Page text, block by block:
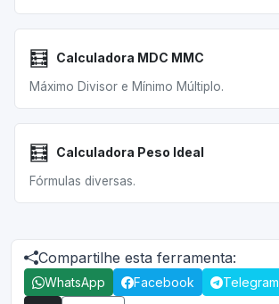
🧮 Calculadora MDC MMC
Máximo Divisor e Mínimo Múltiplo.
🧮 Calculadora Peso Ideal
Fórmulas diversas.
Compartilhe esta ferramenta:
WhatsApp Facebook Telegram